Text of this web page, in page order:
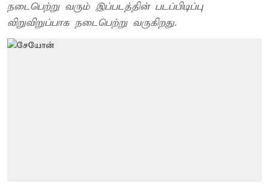
நடைபெற்று வரும் இப்படத்தின் படப்பிடிப்பு
விறுவிறுப்பாக நடைபெற்று வருகிறது.